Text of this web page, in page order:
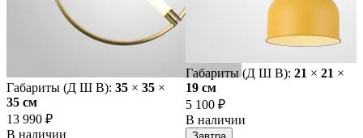
Габариты (Д Ш В): 35 × 35 ×
35 cм
13 990 ₽
В наличии
Габариты (Д Ш В): 21 × 21 ×
19 cм
5 100 ₽
В наличии